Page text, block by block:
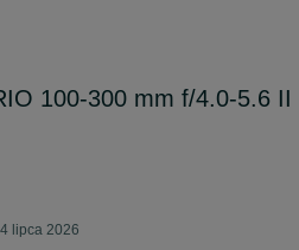
100-300 mm f/4.0-5.6 II
lipca 2026